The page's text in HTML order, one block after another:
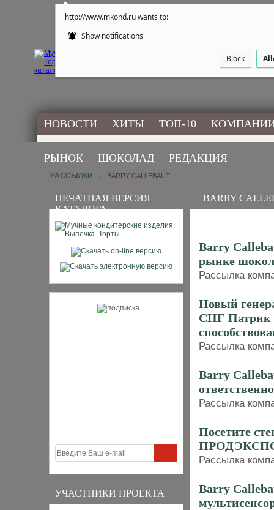
http://www.mkond.ru wants to:
Show notifications
Block
НОВОСТИ ХИТЫ ТОП-10
РЫНОК ШОКОЛАД РЕДАКЦИЯ
ПЕЧАТНАЯ ВЕРСИЯ
КАТАЛОГА
УЧАСТНИКИ ПРОЕКТА
РАССЫЛКИ › BARRY CALLEBAUT
BARRY
Barry
рынке
Рассылка
Новый
СНГ Патрик
Рассылка
Barry
Рассылка
Посетите
Рассылка
Barry